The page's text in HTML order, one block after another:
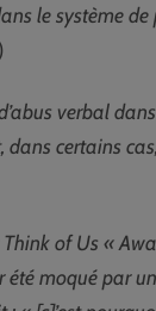
le système
verbal
dans certains
of Us «
été moqué par